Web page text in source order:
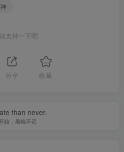
支持一下吧
分享 收藏
than never.
始，虽晚不迟